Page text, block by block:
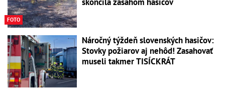
FOTO
Náročný týždeň slovenských hasičov:
Stovky požiarov aj nehôd! Zasahovať
museli takmer TISÍCKRÁT